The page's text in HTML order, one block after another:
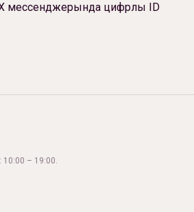
мессенджерында цифрлы ID
10:00 – 19:00.